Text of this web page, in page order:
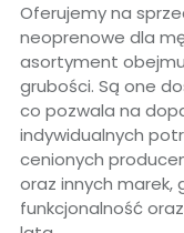
Oferujemy na
neoprenowe dla
asortyment
grubości. Są one
co pozwala na
indywidualnych
cenionych
oraz innych marek,
funkcjonalność